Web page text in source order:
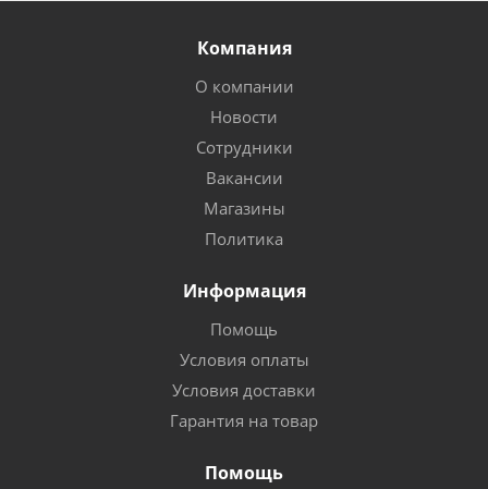
Компания
О компании
Новости
Сотрудники
Вакансии
Магазины
Политика
Информация
Помощь
Условия оплаты
Условия доставки
Гарантия на товар
Помощь